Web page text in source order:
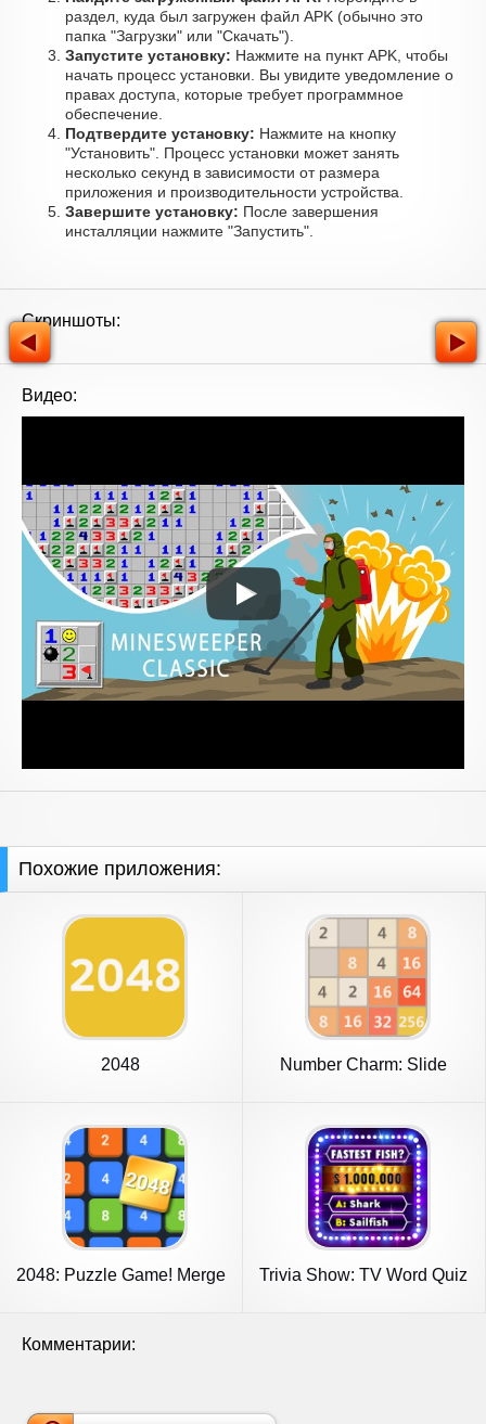
раздел, куда был загружен файл APK (обычно это
папка "Загрузки" или "Скачать").
Запустите установку: Нажмите на пункт APK, чтобы
начать процесс установки. Вы увидите уведомление о
правах доступа, которые требует программное
обеспечение.
Подтвердите установку: Нажмите на кнопку
"Установить". Процесс установки может занять
несколько секунд в зависимости от размера
приложения и производительности устройства.
Завершите установку: После завершения
инсталляции нажмите "Запустить".
Скриншоты:
Видео:
Похожие приложения:
2048
Number Charm: Slide
2048: Puzzle Game! Merge
Trivia Show: TV Word Quiz
Комментарии: